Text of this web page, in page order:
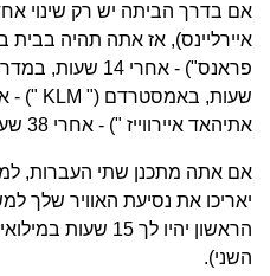
אם בדרך הביתה יש רק שינוי
אתיהאד איירווייז ") - אחרי 38 שעות.
אם אתה מתכנן שתי העברות,
השני).